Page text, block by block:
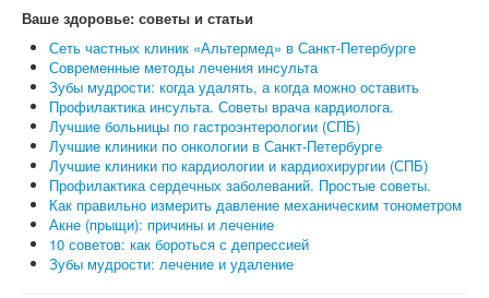
Ваше здоровье: советы и статьи
Сеть частных клиник «Альтермед» в Санкт-Петербурге
Современные методы лечения инсульта
Зубы мудрости: когда удалять, а когда можно оставить
Профилактика инсульта. Советы врача кардиолога.
Лучшие больницы по гастроэнтерологии (СПБ)
Лучшие клиники по онкологии в Санкт-Петербурге
Лучшие клиники по кардиологии и кардиохирургии (СПБ)
Профилактика сердечных заболеваний. Простые советы.
Как правильно измерить давление механическим тонометром
Акне (прыщи): причины и лечение
10 советов: как бороться с депрессией
Зубы мудрости: лечение и удаление